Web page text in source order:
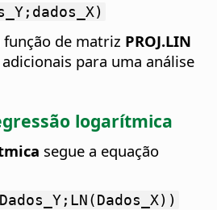
função de matriz PROJ.LIN
para uma análise
logarítmica
segue a equação